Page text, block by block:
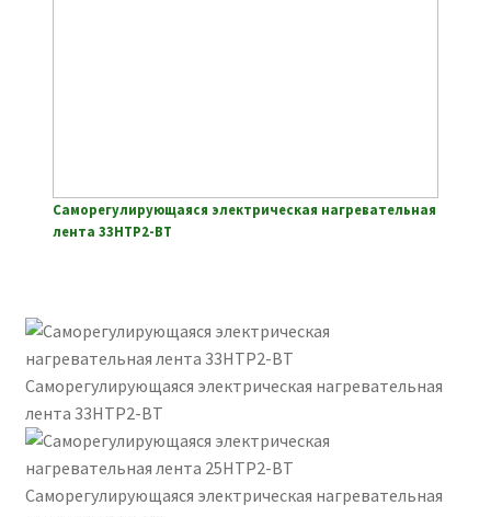
Саморегулирующаяся электрическая нагревательная
лента 33НТР2-ВТ
Саморегулирующаяся электрическая нагревательная
лента 33НТР2-ВТ
Саморегулирующаяся электрическая нагревательная